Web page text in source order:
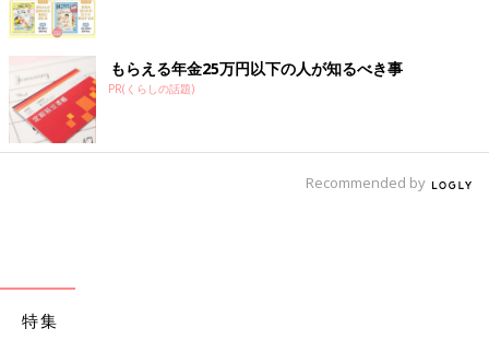
・治験（※）の計画や同意を得ることなどに子ども特有の配慮が
必要になる
・大人のように対象患者数が多くないため開発のスピードが遅く
なり、難易度が高くなる
・1人当たりの使用量が少ないため、製造した際の採算性が低い
「薬に子どもの用法・用量や用いるべき適応（病気）に対する使
用が認められていなかったりするのは、日本だけの問題ではあり
年には、国が製薬企業に対して、小児を対象とした医薬品開発の
もらえる年金25万円以下の人が知るべき事
PR(くらしの話題)
Recommended by
特集